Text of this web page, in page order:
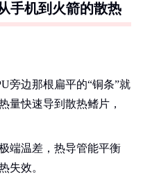
手机到火箭的散热
旁边那根扁平的“铜条”就
量快速导到散热鳍片，
端温差，热导管能平衡
失效。